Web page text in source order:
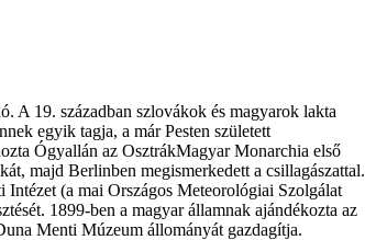
A 19. században szlovákok és magyarok lakta
egyik tagja, a már Pesten született
Ógyallán az OsztrákMagyar Monarchia első
majd Berlinben megismerkedett a csillagászattal.
(a mai Országos Meteorológiai Szolgálat
1899-ben a magyar államnak ajándékozta az
Menti Múzeum állományát gazdagítja.